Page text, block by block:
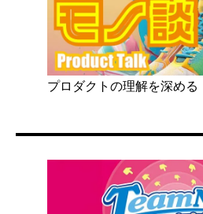
プロダクトの理解を深める